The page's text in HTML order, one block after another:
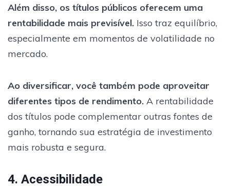
Além disso, os títulos públicos oferecem uma
rentabilidade mais previsível. Isso traz equilíbrio,
especialmente em momentos de volatilidade no
mercado.
Ao diversificar, você também pode aproveitar
diferentes tipos de rendimento. A rentabilidade
dos títulos pode complementar outras fontes de
ganho, tornando sua estratégia de investimento
mais robusta e segura.
4. Acessibilidade